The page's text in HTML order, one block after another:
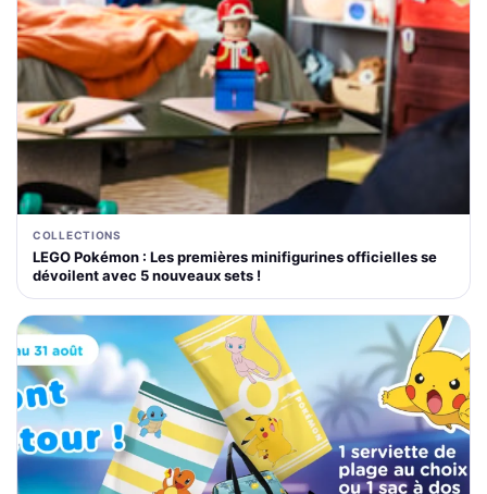
COLLECTIONS
LEGO Pokémon : Les premières minifigurines officielles se
dévoilent avec 5 nouveaux sets !